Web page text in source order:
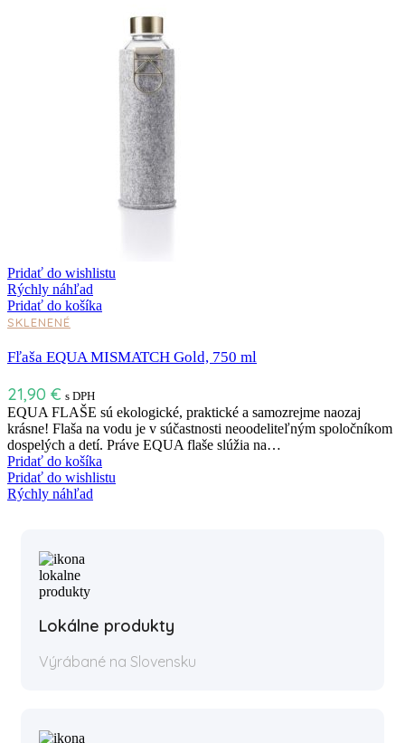
Pridať do wishlistu
Rýchly náhľad
Pridať do košíka
SKLENENÉ
Fľaša EQUA MISMATCH Gold, 750 ml
21,90 € s DPH
EQUA FLAŠE sú ekologické, praktické a samozrejme naozaj
krásne! Flaša na vodu je v súčastnosti neoodeliteľným spoločníkom
dospelých a detí. Práve EQUA flaše slúžia na…
Pridať do košíka
Pridať do wishlistu
Rýchly náhľad
Lokálne produkty
Výrábané na Slovensku